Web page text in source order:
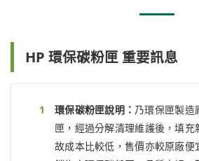
HP 環保碳粉匣 重要訊息
環保碳粉匣說明： 乃環保匣製造
匣，經過分解清理維護後，填充
故成本比較低，售價亦較原廠便